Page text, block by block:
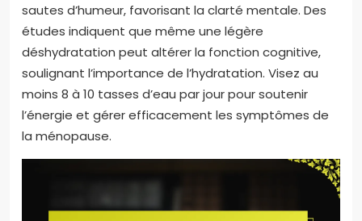
sautes d’humeur, favorisant la clarté mentale. Des
études indiquent que même une légère
déshydratation peut altérer la fonction cognitive,
soulignant l’importance de l’hydratation. Visez au
moins 8 à 10 tasses d’eau par jour pour soutenir
l’énergie et gérer efficacement les symptômes de
la ménopause.